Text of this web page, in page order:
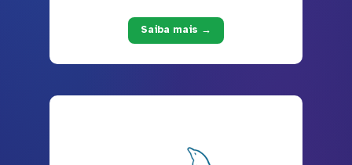
Saiba mais →